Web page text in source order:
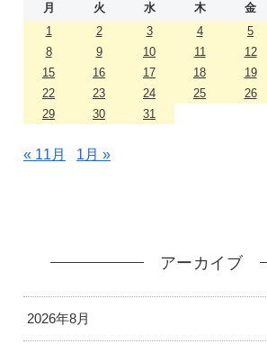
月 火 水 木 金
1
2 3 4 5
8
9 10 11 12
15
16 17 18 19
22
23 24 25 26
29
30 31
« 11月 1月 »
アーカイブ
2026年8月